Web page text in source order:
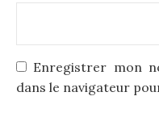
Enregistrer mon
dans le navigateur